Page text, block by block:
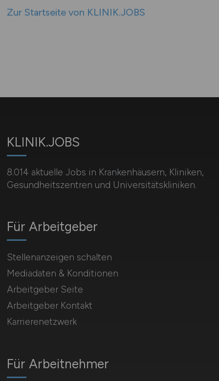
Zur Startseite von KLINIK.JOBS
KLINIK.JOBS
8.014 aktuelle Jobs in Krankenhäusern, Kliniken,
Gesundheitszentren und Universitätskliniken.
Für Arbeitnehmer
Für Arbeitgeber
Stellenanzeigen schalten
Mediadaten & Konditionen
Arbeitgeber Seite
Arbeitgeber Kontakt
Karrierenetzwerk